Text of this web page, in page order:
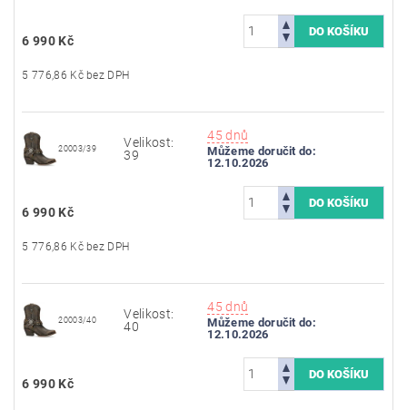
6 990 Kč
5 776,86 Kč bez DPH
20003/39
Velikost:
39
45 dnů
Můžeme doručit do:
12.10.2026
6 990 Kč
5 776,86 Kč bez DPH
20003/40
Velikost:
40
45 dnů
Můžeme doručit do:
12.10.2026
6 990 Kč